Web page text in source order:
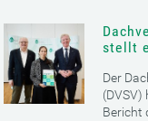
stellt
Der
Bericht